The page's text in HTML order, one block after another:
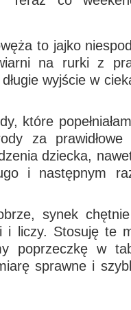
to jajko
na rurki z
wyjście w
które
za prawidłowe
dziecka,
i następnym
synek
i liczy. Stosuję te
poprzeczkę w
sprawne i